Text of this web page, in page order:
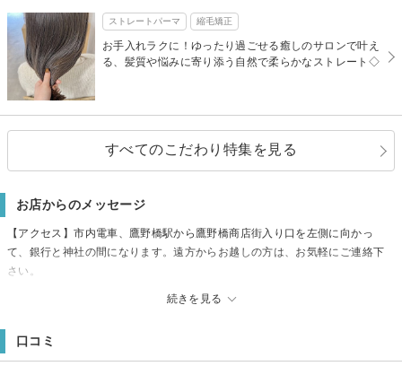
ストレートパーマ 縮毛矯正
お手入れラクに！ゆったり過ごせる癒しのサロンで叶え
る、髪質や悩みに寄り添う自然で柔らかなストレート◇
すべてのこだわり特集を見る
お店からのメッセージ
続きを見る
【アクセス】市内電車、鷹野橋駅から鷹野橋商店街入り口を左側に向かっ
て、銀行と神社の間になります。遠方からお越しの方は、お気軽にご連絡下
さい。
【支払方法】Pay Pay、楽天ペイ、auペイ、d払い
ます。
口コミ